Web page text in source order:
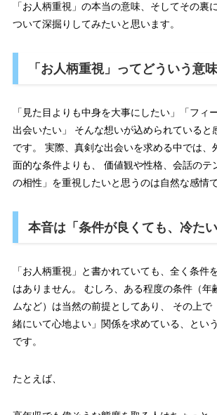
「お人柄重視」の本当の意味、そしてその裏
ついて深掘りしてみたいと思います。
「お人柄重視」ってどういう意
「見た目よりも中身を大事にしたい」「フィ
出会いたい」 そんな想いが込められていると
です。 実際、真剣な出会いを求める中では、
面的な条件よりも、 価値観や性格、会話のテ
の相性」を重視したいと思うのは自然な感情で
本音は「条件が良くても、冷たい
「お人柄重視」と書かれていても、全く条件
はありません。 むしろ、ある程度の条件（年
ムなど）は当然の前提としてあり、 その上で
緒にいて心地よい」関係を求めている、とい
です。
たとえば、